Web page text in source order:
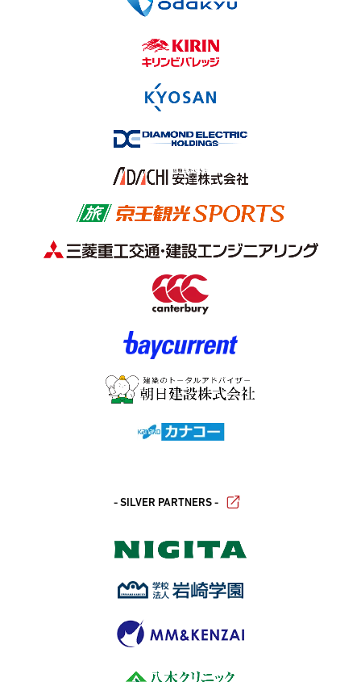
- SILVER PARTNERS -